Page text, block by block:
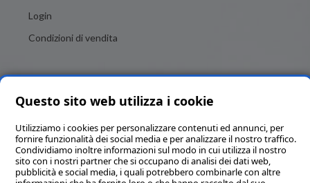
Login
Condizioni di vendita
Brigitte Italia SRL - Numero REA MC - 82684 - P.IVA e C.F.
00325020436 - Codice SDI KRRH6B9 - Capitale sociale in Euro
Questo sito web utilizza i cookie
Utilizziamo i cookies per personalizzare contenuti ed annunci, per
fornire funzionalità dei social media e per analizzare il nostro traffico.
Condividiamo inoltre informazioni sul modo in cui utilizza il nostro
sito con i nostri partner che si occupano di analisi dei dati web,
pubblicità e social media, i quali potrebbero combinarle con altre